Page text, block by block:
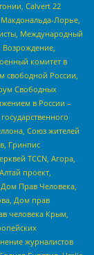
Calvert 22
Макдональда-Лорье,
Международный
Возрождение,
комитет в
свободной России,
Свободных
в России –
Союз жителей
Гринпис
TCCN, Агора,
проект,
Прав Человека,
Дом прав
человека Крым,
журналистов